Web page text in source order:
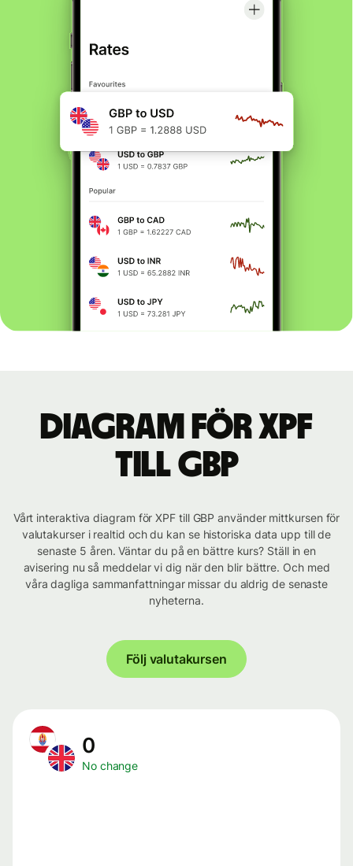
Diagram för XPF
till GBP
Vårt interaktiva diagram för XPF till GBP använder mittkursen för
valutakurser i realtid och du kan se historiska data upp till de
senaste 5 åren. Väntar du på en bättre kurs? Ställ in en
avisering nu så meddelar vi dig när den blir bättre. Och med
våra dagliga sammanfattningar missar du aldrig de senaste
nyheterna.
Följ valutakursen
0
No change